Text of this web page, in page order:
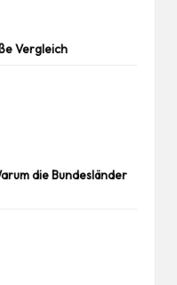
Vergleich
die Bundesländer